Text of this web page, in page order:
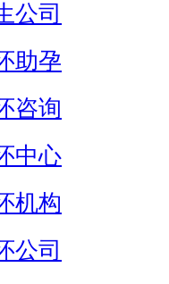
公司
助孕
咨询
中心
机构
公司